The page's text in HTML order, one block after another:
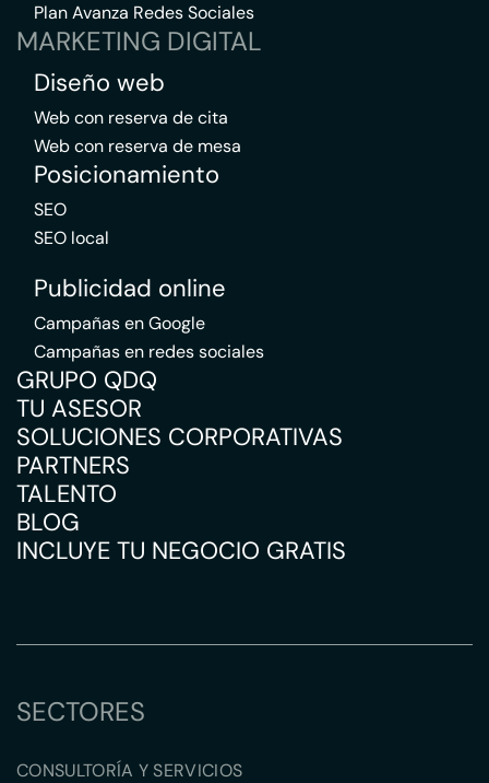
Plan Avanza Redes Sociales
MARKETING DIGITAL
Diseño web
Web con reserva de cita
Web con reserva de mesa
Posicionamiento
SEO
SEO local
Publicidad online
Campañas en Google
Campañas en redes sociales
GRUPO QDQ
TU ASESOR
SOLUCIONES CORPORATIVAS
PARTNERS
TALENTO
BLOG
INCLUYE TU NEGOCIO GRATIS
SECTORES
CONSULTORÍA Y SERVICIOS